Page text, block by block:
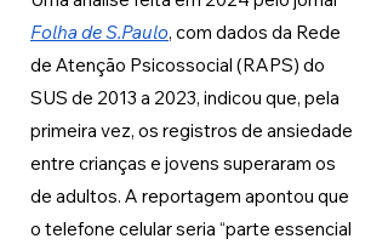
Folha de S.Paulo, com dados da Rede
de Atenção Psicossocial (RAPS) do
SUS de 2013 a 2023, indicou que, pela
primeira vez, os registros de ansiedade
entre crianças e jovens superaram os
de adultos. A reportagem apontou que
o telefone celular seria “parte essencial